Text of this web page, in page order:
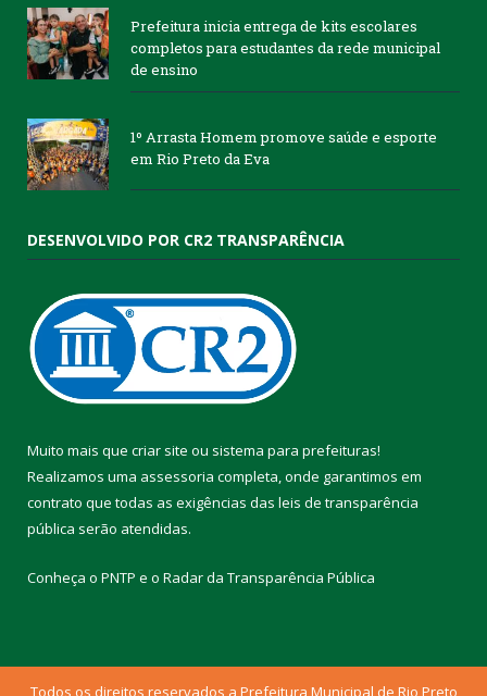
Prefeitura inicia entrega de kits escolares
completos para estudantes da rede municipal
de ensino
1º Arrasta Homem promove saúde e esporte
em Rio Preto da Eva
DESENVOLVIDO POR CR2 TRANSPARÊNCIA
Muito mais que criar site ou sistema para prefeituras!
Realizamos uma assessoria completa, onde garantimos em
contrato que todas as exigências das leis de transparência
pública serão atendidas.
Conheça o PNTP e o Radar da Transparência Pública